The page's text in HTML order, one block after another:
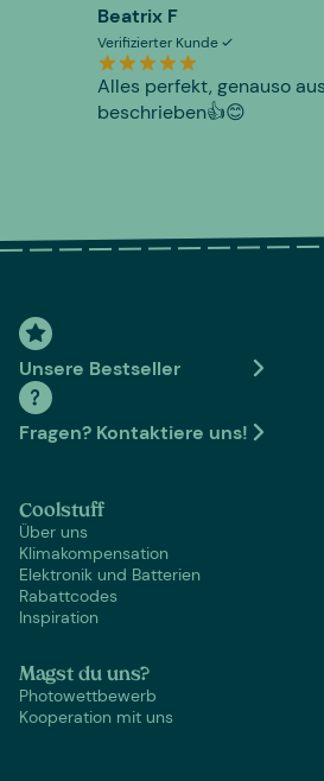
Beatrix F
Verifizierter Kunde
Alles perfekt, genauso
beschrieben👍😊
Unsere Bestseller
Fragen? Kontaktiere uns!
Coolstuff
Über uns
Klimakompensation
Elektronik und Batterien
Rabattcodes
Inspiration
Magst du uns?
Photowettbewerb
Kooperation mit uns